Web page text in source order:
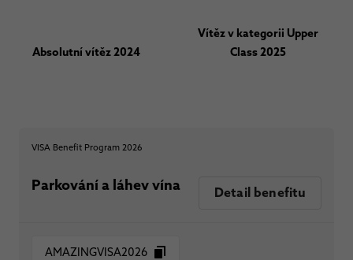
Absolutní vítěz 2024
Vítěz v kategorii Upper
Class 2025
VISA Benefit Program 2026
Parkování a láhev vína Detail benefitu
AMAZINGVISA2026